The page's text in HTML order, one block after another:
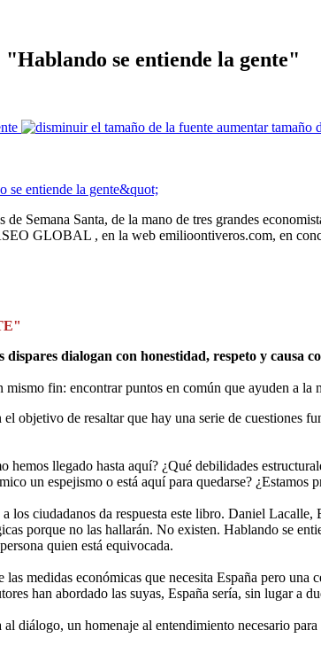
se entiende la gente"
aumentar tamaño
de Semana Santa, de la mano de tres grandes
GLOBAL , en la web emilioontiveros.com, en
dialogan con honestidad, respeto y causa
fin: encontrar puntos en común que ayuden a
objetivo de resaltar que hay una serie de cuestiones
hemos llegado hasta aquí? ¿Qué debilidades
un espejismo o está aquí para quedarse? ¿Estamos
los ciudadanos da respuesta este libro. Daniel
porque no las hallarán. No existen. Hablando se
quien está equivocada.
las medidas económicas que necesita España pero
han abordado las suyas, España sería, sin lugar a
diálogo, un homenaje al entendimiento necesario